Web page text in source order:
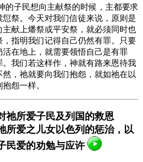
的子民想向主献祭的时候，主都要求
祭。今天对我们信徒来说，原则是
献上燔祭或平安祭，就必须同时也
指明我们记得自己仍然有罪。只要
在地上，就需要领悟自己是有罪
。我们若这样作，神就有路来恩待我
，祂就要向我们抱怨，就如祂在以
怨一样。
所爱子民及列国的救恩
所爱之儿女以色列的惩治，以
民爱的劝勉与应许